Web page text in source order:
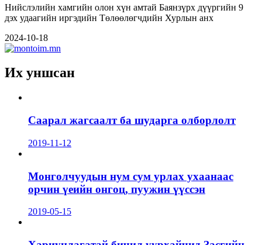
Нийслэлийн хамгийн олон хүн амтай Баянзүрх дүүргийн 9
дэх удаагийн иргэдийн Төлөөлөгчдийн Хурлын анх
2024-10-18
Их уншсан
Саарал жагсаалт ба шударга олборлолт
2019-11-12
Монголчуудын нум сум урлах ухаанаас
орчин үеийн онгоц, пуужин үүссэн
2019-05-15